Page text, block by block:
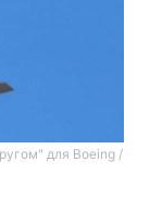
для Boeing /